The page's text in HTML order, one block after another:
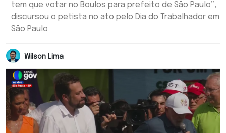
tem que votar no Boulos para prefeito de São Paulo”,
discursou o petista no ato pelo Dia do Trabalhador em
São Paulo
Wilson Lima